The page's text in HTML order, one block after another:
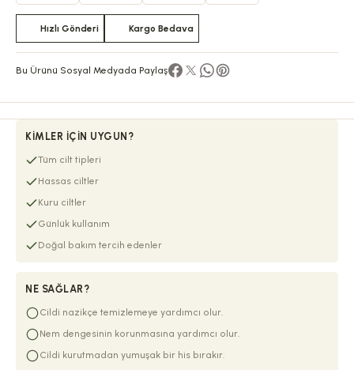
Hızlı Gönderi Kargo Bedava
Bu Ürünü Sosyal Medyada Paylaş
KIMLER İÇIN UYGUN?
Tüm cilt tipleri
Hassas ciltler
Kuru ciltler
Günlük kullanım
Doğal bakım tercih edenler
NE SAĞLAR?
Cildi nazikçe temizlemeye yardımcı olur.
Nem dengesinin korunmasına yardımcı olur.
Cildi kurutmadan yumuşak bir his bırakır.